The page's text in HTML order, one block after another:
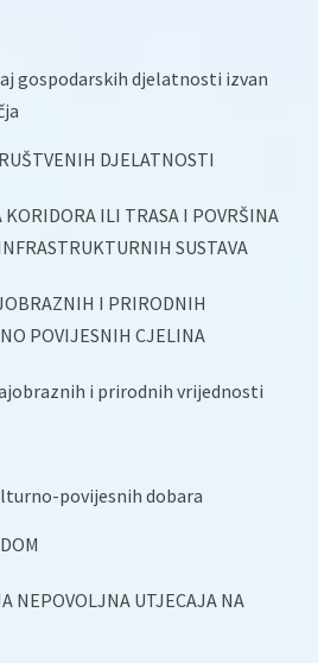
gospodarskih djelatnosti izvan
DJELATNOSTI
ILI TRASA I POVRŠINA
SUSTAVA
I PRIRODNIH
POVIJESNIH CJELINA
i prirodnih vrijednosti
povijesnih dobara
NEPOVOLJNA UTJECAJA NA